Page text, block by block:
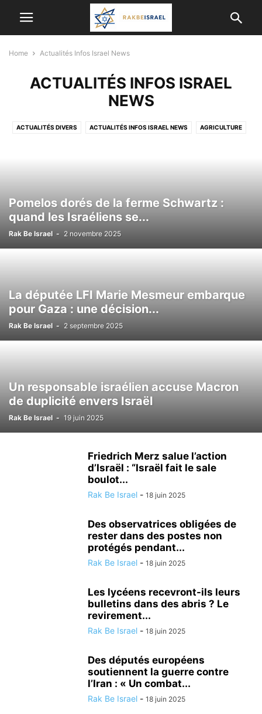
Home Actualités Infos Israel News
ACTUALITÉS INFOS ISRAEL
NEWS
ACTUALITÉS DIVERS ACTUALITÉS INFOS ISRAEL NEWS AGRICULTURE
DERNIERS ÉVÉNEMENTS A NE PAS MANQUER ECOLOGIE
LOISIRS MÉDECINE ALTERNATIVE METEO MODE NATURE
NUTRITIONISME PSYCHOLOGIE RÉALISATIONS MÉDICALES
SCIENCE ET TECHNOLOGIE SECOURISME
TSAHAL VALEURS DE L'ETAT JUIF VÉHICULE VIE EN ISRAËL
Pomelos dorés de la ferme Schwartz :
quand les Israéliens se...
Rak Be Israel - 2 novembre 2025
La députée LFI Marie Mesmeur embarque
pour Gaza : une décision...
Rak Be Israel - 2 septembre 2025
Un responsable israélien accuse Macron
de duplicité envers Israël
Rak Be Israel - 19 juin 2025
Friedrich Merz salue l’action
d’Israël : “Israël fait le sale
boulot...
Rak Be Israel - 18 juin 2025
Des observatrices obligées de
rester dans des postes non
protégés pendant...
Rak Be Israel - 18 juin 2025
Les lycéens recevront-ils leurs
bulletins dans des abris ? Le
revirement...
Rak Be Israel - 18 juin 2025
Des députés européens
soutiennent la guerre contre
l’Iran : « Un combat...
Rak Be Israel - 18 juin 2025